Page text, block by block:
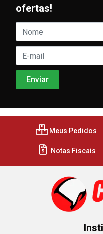
ofertas!
Meus Pedidos
Notas Fiscais